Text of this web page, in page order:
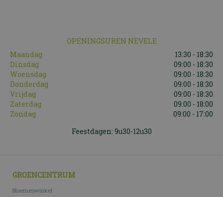
OPENINGSUREN NEVELE
Maandag
13:30 - 18:30
Dinsdag
09:00 - 18:30
Woensdag
09:00 - 18:30
Donderdag
09:00 - 18:30
Vrijdag
09:00 - 18:30
Zaterdag
09:00 - 18:00
Zondag
09:00 - 17:00
Feestdagen: 9u30-12u30
GROENCENTRUM
Bloemenwinkel